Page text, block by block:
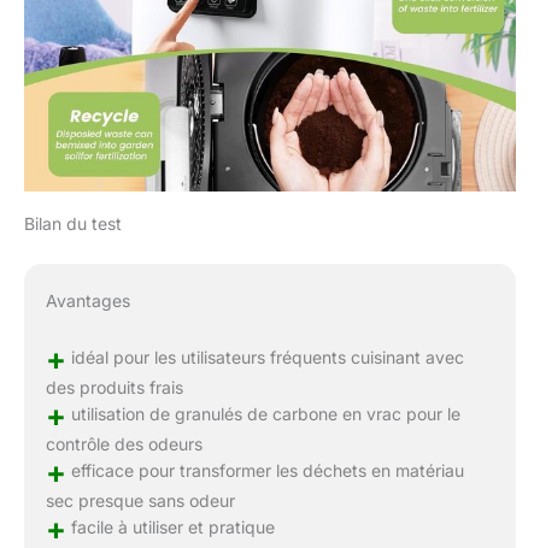
garantir une satisfaction
à 100 %. Si vous avez
des questions ou avez
besoin d'aide, veuillez
nous contacter et nous
vous répondrons dans
les 24 heures. Votre
satisfaction est notre
Bilan du test
Avantages
+ idéal pour les utilisateurs fréquents cuisinant avec
des produits frais
+ utilisation de granulés de carbone en vrac pour le
contrôle des odeurs
+ efficace pour transformer les déchets en matériau
sec presque sans odeur
+ facile à utiliser et pratique